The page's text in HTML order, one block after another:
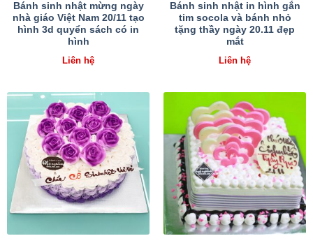
Bánh sinh nhật mừng ngày
nhà giáo Việt Nam 20/11 tạo
hình 3d quyển sách có in
hình
Liên hệ
Bánh sinh nhật in hình gắn
tim socola và bánh nhỏ
tặng thầy ngày 20.11 đẹp
mắt
Liên hệ